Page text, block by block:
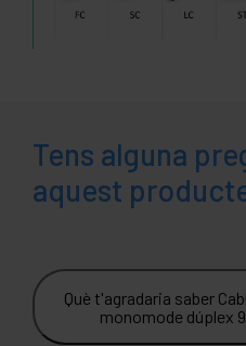
Tens alguna
aquest
Què t'agradaria saber
monomode dúplex